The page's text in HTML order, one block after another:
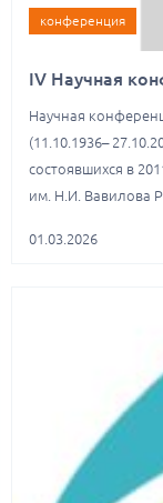
конференция
IV Научная
Научная
(11.10.1936–
состоявшихся в
им. Н.И. Вавилова
01.03.2026